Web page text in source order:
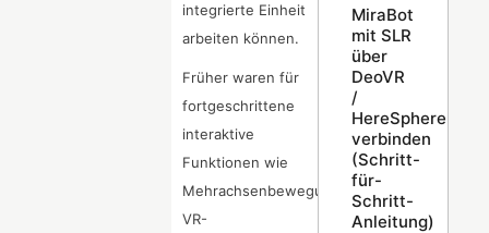
integrierte Einheit
arbeiten können.
Früher waren für
fortgeschrittene
interaktive
Funktionen wie
Mehrachsenbewegung,
VR-
MiraBot
mit SLR
über
DeoVR
/
HereSphere
verbinden
(Schritt-
für-
Schritt-
Anleitung)